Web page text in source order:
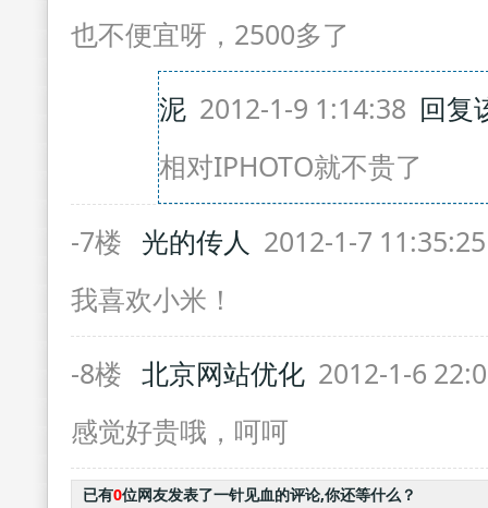
也不便宜呀，2500多了
泥 2012-1-9 1:14:38 回复
相对IPHOTO就不贵了
-7楼 光的传人 2012-1-7
我喜欢小米！
-8楼 北京网站优化 2012-1-6
感觉好贵哦，呵呵
已有0位网友发表了一针见血的评论,你还等什么？